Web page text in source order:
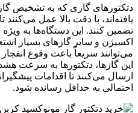
دتکتورهای گازی که به تشخیص
یافته‌اند، با دقت بالا عمل
تضمین کنند. این دستگاه‌ها به
اکسیژن و سایر گازهای بسیار
می‌توانند سریعاً باعث وقوع
این گازها، دتکتورها به سرعت
ارسال می‌کنند تا اقدامات
احتمالی به حداقل رسانده شود.